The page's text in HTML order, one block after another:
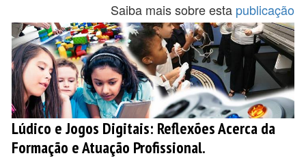
Saiba mais sobre esta publicação
Lúdico e Jogos Digitais: Reflexões Acerca da
Formação e Atuação Profissional.